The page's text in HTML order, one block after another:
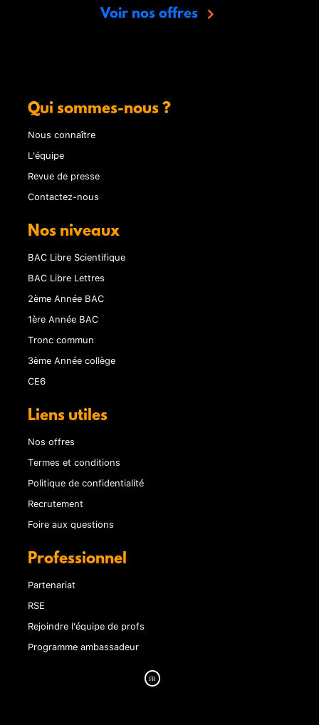
Voir nos offres
Qui sommes-nous ?
Nous connaître
L'équipe
Revue de presse
Contactez-nous
Nos niveaux
BAC Libre Scientifique
BAC Libre Lettres
2ème Année BAC
1ère Année BAC
Tronc commun
3ème Année collège
CE6
Liens utiles
Nos offres
Termes et conditions
Politique de confidentialité
Recrutement
Foire aux questions
Professionnel
Partenariat
RSE
Rejoindre l'équipe de profs
Programme ambassadeur